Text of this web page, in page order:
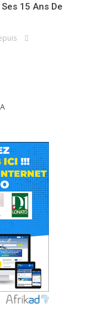
15 Ans De